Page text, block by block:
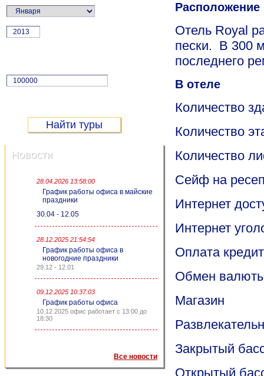
Новости
28.04.2026 13:58:00
График работы офиса в майские
праздники
30.04 - 12.05
28.12.2025 21:54:54
График работы офиса в
новогодние праздники
29.12 - 12.01
09.12.2025 10:37:03
График работы офиса
10.12.2025 офис работает с 13:00 до
18:30
Все новости
Расположение
Отель Royal
пески. В 300
последнего
В отеле
Количество
Количество
Количество
Сейф на
Интернет
Интернет
Оплата
Обмен
Магазин
Закрытый
Открытый